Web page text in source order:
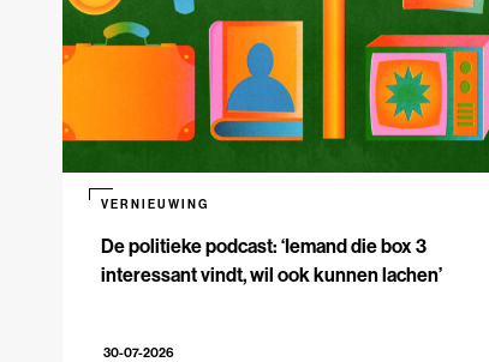
De politieke podcast: ‘Iemand die box 3
interessant vindt, wil ook kunnen lachen’
VERNIEUWING
30-07-2026